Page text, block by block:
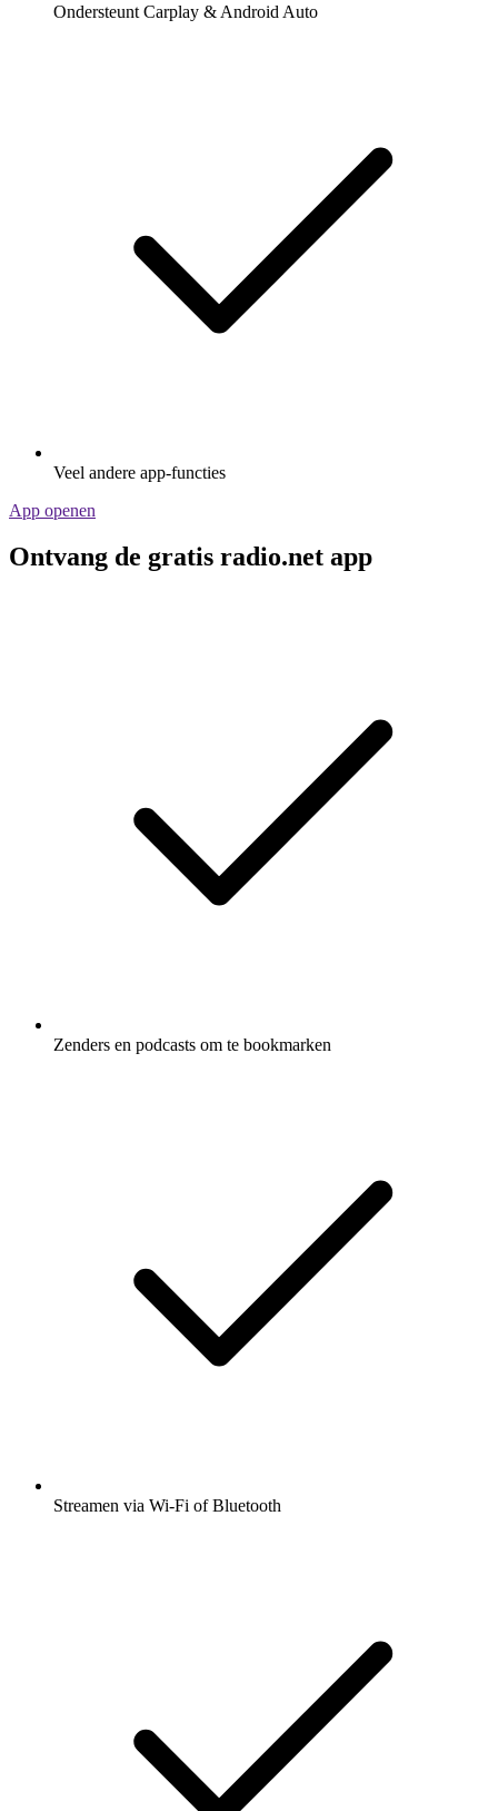
Ondersteunt Carplay & Android Auto
Veel andere app-functies
App openen
Ontvang de gratis radio.net app
Zenders en podcasts om te bookmarken
Streamen via Wi-Fi of Bluetooth